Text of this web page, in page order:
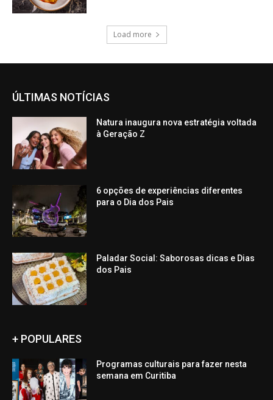
Load more
ÚLTIMAS NOTÍCIAS
Natura inaugura nova estratégia voltada
à Geração Z
6 opções de experiências diferentes
para o Dia dos Pais
Paladar Social: Saborosas dicas e Dias
dos Pais
+ POPULARES
Programas culturais para fazer nesta
semana em Curitiba